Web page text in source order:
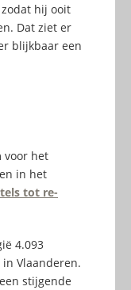
hij ooit
Dat ziet er
blijkbaar een
voor het
in het
tot re-
4.093
Vlaanderen.
stijgende